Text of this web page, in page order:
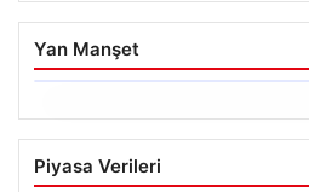
Yan Manşet
06.08.2026
Altın fiyatları canlı 14
fiyatları ne kadar oldu?
Piyasa Verileri